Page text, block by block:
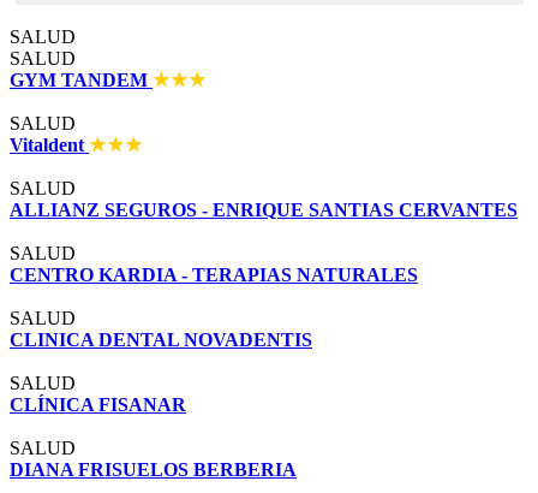
SALUD
SALUD
GYM TANDEM
SALUD
Vitaldent
SALUD
ALLIANZ SEGUROS - ENRIQUE SANTIAS CERVANTES
SALUD
CENTRO KARDIA - TERAPIAS NATURALES
SALUD
CLINICA DENTAL NOVADENTIS
SALUD
CLÍNICA FISANAR
SALUD
DIANA FRISUELOS BERBERIA